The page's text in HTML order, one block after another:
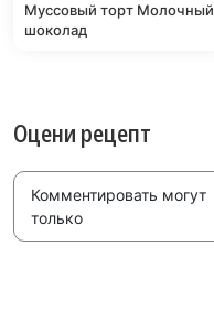
Муссовый торт Молочный
шоколад
Оцени рецепт
Комментировать могут
только